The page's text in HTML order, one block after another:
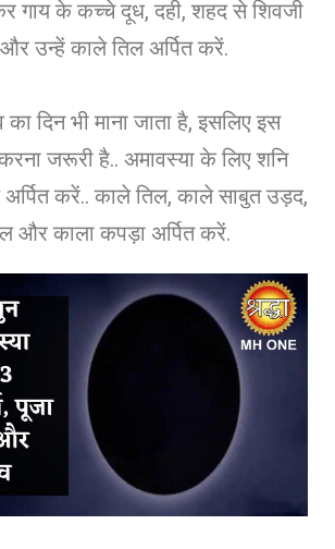
गाय के कच्चे दूध, दही, शहद से शिवजी
उन्हें काले तिल अर्पित करें.
दिन भी माना जाता है, इसलिए इस
जरूरी है.. अमावस्या के लिए शनि
अर्पित करें.. काले तिल, काले साबुत उड़द,
और काला कपड़ा अर्पित करें.